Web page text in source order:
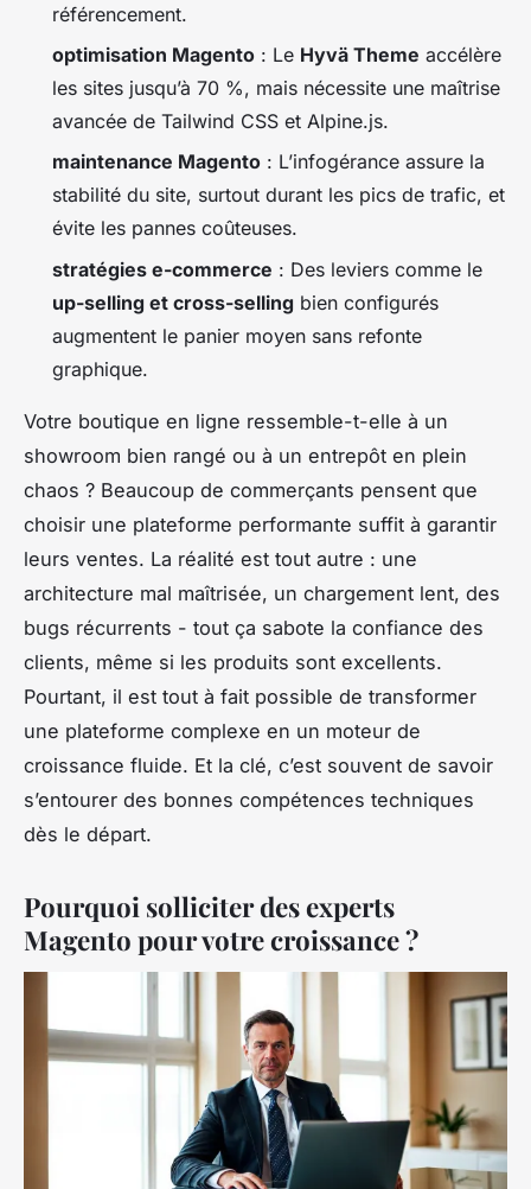
référencement.
optimisation Magento : Le Hyvä Theme accélère
les sites jusqu’à 70 %, mais nécessite une maîtrise
avancée de Tailwind CSS et Alpine.js.
maintenance Magento : L’infogérance assure la
stabilité du site, surtout durant les pics de trafic, et
évite les pannes coûteuses.
stratégies e-commerce : Des leviers comme le
up-selling et cross-selling bien configurés
augmentent le panier moyen sans refonte
graphique.
Votre boutique en ligne ressemble-t-elle à un
showroom bien rangé ou à un entrepôt en plein
chaos ? Beaucoup de commerçants pensent que
choisir une plateforme performante suffit à garantir
leurs ventes. La réalité est tout autre : une
architecture mal maîtrisée, un chargement lent, des
bugs récurrents - tout ça sabote la confiance des
clients, même si les produits sont excellents.
Pourtant, il est tout à fait possible de transformer
une plateforme complexe en un moteur de
croissance fluide. Et la clé, c’est souvent de savoir
s’entourer des bonnes compétences techniques
dès le départ.
Pourquoi solliciter des experts
Magento pour votre croissance ?